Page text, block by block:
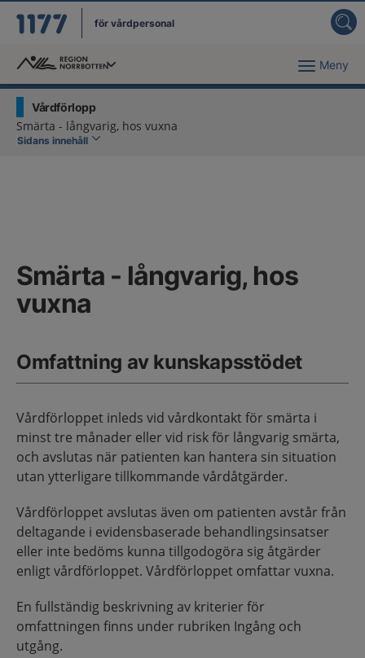
för vårdpersonal
Du har valt region Meny
Vårdförlopp
Smärta - långvarig, hos vuxna
Sidans innehåll
Smärta - långvarig, hos
vuxna
Omfattning av kunskapsstödet
Vårdförloppet inleds vid vårdkontakt för smärta i
minst tre månader eller vid risk för långvarig smärta,
och avslutas när patienten kan hantera sin situation
utan ytterligare tillkommande vårdåtgärder.
Vårdförloppet avslutas även om patienten avstår från
deltagande i evidensbaserade behandlingsinsatser
eller inte bedöms kunna tillgodogöra sig åtgärder
enligt vårdförloppet. Vårdförloppet omfattar vuxna.
En fullständig beskrivning av kriterier för
omfattningen finns under rubriken Ingång och
utgång.